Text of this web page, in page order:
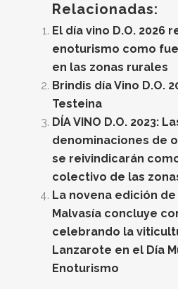
Relacionadas:
El día vino D.O. 2026
enoturismo como
en las zonas rurales
Brindis día Vino D.O.
Testeina
DÍA VINO D.O. 2023:
denominaciones de
se reivindicarán
colectivo de las
La novena edición de
Malvasía concluye
celebrando la
Lanzarote en el Día
Enoturismo